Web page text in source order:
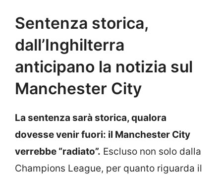
Sentenza storica,
dall’Inghilterra
anticipano la notizia sul
Manchester City
La sentenza sarà storica, qualora
dovesse venir fuori: il Manchester City
verrebbe “radiato”. Escluso non solo dalla
Champions League, per quanto riguarda il